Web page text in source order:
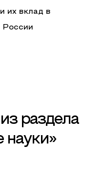
их вклад в
России
раздела
науки»